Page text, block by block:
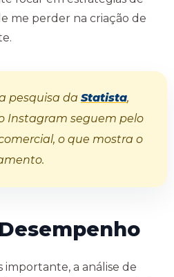
me perder na criação de
pesquisa da Statista,
Instagram seguem pelo
o que mostra o
importante, a análise de